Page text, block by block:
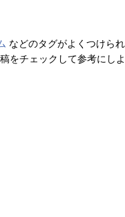
などのタグがよくつけら
をチェックして参考にしよ